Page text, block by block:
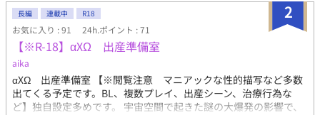
2
長編 連載中 R18
お気に入り : 91 24h.ポイント : 71
【※R-18】αXΩ 出産準備室
aika
αXΩ 出産準備室 【※閲覧注意 マニアックな性的描写など多数
出てくる予定です。BL、複数プレイ、出産シーン、治療行為な
ど】独自設定多めです。 宇宙空間で起きた謎の大爆発の影響で、